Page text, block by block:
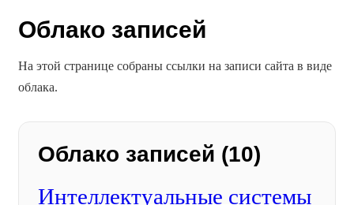
Облако записей
На этой странице собраны ссылки на записи сайта в виде
облака.
Облако записей (10)
Интеллектуальные системы